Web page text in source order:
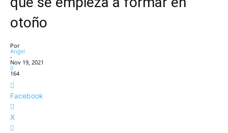
otoño
Por
Angel
-
Nov 19, 2021
0
164
Facebook
X